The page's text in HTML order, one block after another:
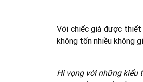
Với chiếc giá được thiết
không tốn nhiều không
Hi vọng với những kiểu